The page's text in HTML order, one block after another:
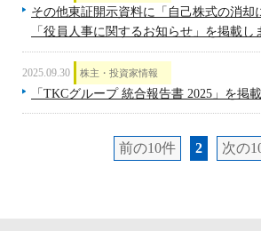
その他東証開示資料に「自己株式の消却
「役員人事に関するお知らせ」を掲載し
2025.09.30 株主・投資家情報
「TKCグループ 統合報告書 2025」を掲
前の10件 2 次の